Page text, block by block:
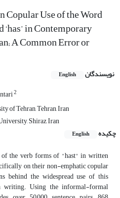
Copular Use of the Word
‘has’ in Contemporary
A Common Error or
نویسندگان English
2
of Tehran, Tehran, Iran
Shiraz, Iran
چکیده
English
of the verb forms of "hast" in written
on their non-emphatic copular
behind the widespread use of this
writing. Using the informal-formal